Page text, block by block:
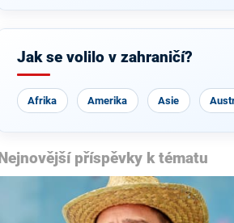
Jak se volilo v zahraničí?
Afrika Amerika Asie
Nejnovější příspěvky k tématu